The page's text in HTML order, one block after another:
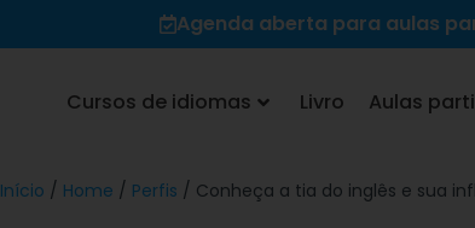
Agenda aberta para aulas
Cursos de idiomas Livro Aulas
Início / Home / Perfis / Conheça a tia do inglês e sua